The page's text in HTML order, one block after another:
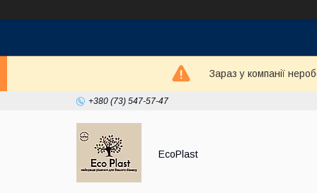
Зараз у компанії
+380 (73) 547-57-47
EcoPlast